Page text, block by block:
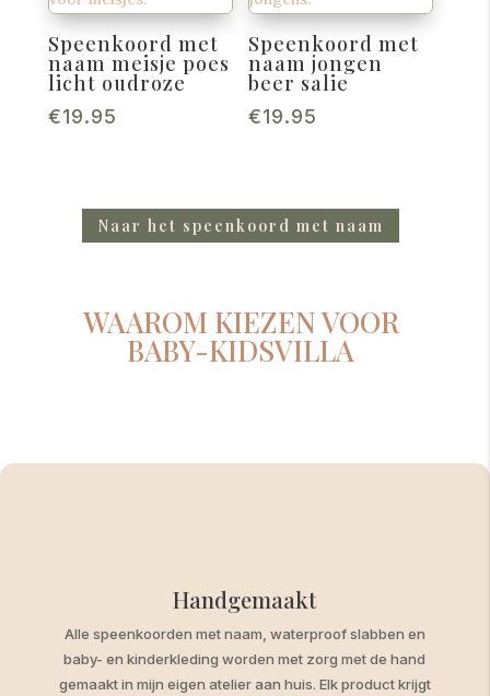
Speenkoord met
naam meisje poes
licht oudroze
€19.95
Speenkoord met
naam jongen
beer salie
€19.95
Naar het speenkoord met naam
WAAROM KIEZEN VOOR
BABY-KIDSVILLA
Handgemaakt
Alle speenkoorden met naam, waterproof slabben en
baby- en kinderkleding worden met zorg met de hand
gemaakt in mijn eigen atelier aan huis. Elk product krijgt